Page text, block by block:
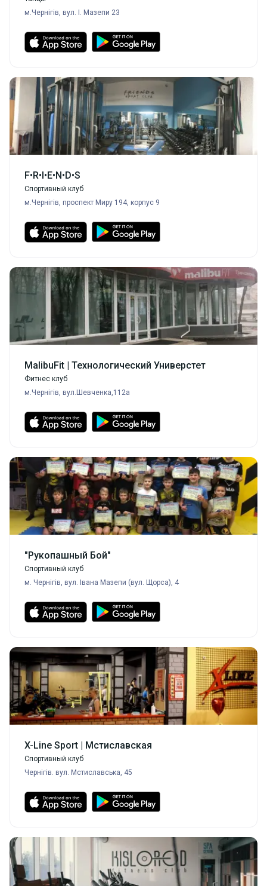
м.Чернігів, вул. І. Мазепи 23
F•R•I•E•N•D•S
Спортивный клуб
м.Чернігів, проспект Миру 194, корпус 9
MalibuFit | Технологический Универстет
Фитнес клуб
м.Чернігів, вул.Шевченка,112а
"Рукопашный Бой"
Спортивный клуб
м. Чернігів, вул. Івана Мазепи (вул. Щорса), 4
X-Line Sport | Мстиславская
Спортивный клуб
Чернігів. вул. Мстиславська, 45